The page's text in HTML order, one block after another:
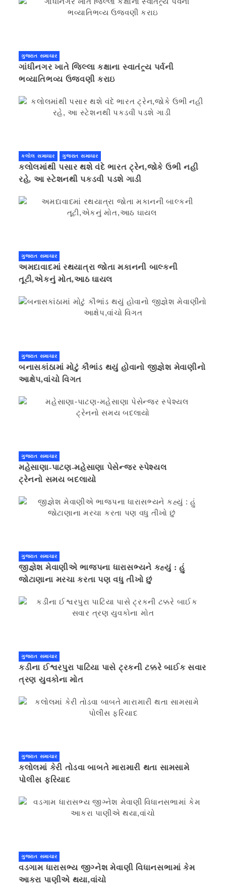
ગુજરાત સમાચાર
ગાંધીનગર ખાતે જિલ્લા કક્ષાના સ્વાતંત્ર્ય પર્વની
ભવ્યાતિભવ્ય ઉજવણી કરાઇ
કલોલ સમાચાર ગુજરાત સમાચાર
કલોલમાંથી પસાર થશે વંદે ભારત ટ્રેન,જોકે ઉભી નહી
રહે, આ સ્ટેશનથી પકડવી પડશે ગાડી
ગુજરાત સમાચાર
અમદાવાદમાં રથયાત્રા જોતા મકાનની બાલ્કની
તૂટી,એકનું મોત,આઠ ઘાયલ
ગુજરાત સમાચાર
બનાસકાંઠામાં મોટું કૌભાંડ થયું હોવાનો જીજ્ઞેશ મેવાણીનો
આક્ષેપ,વાંચો વિગત
ગુજરાત સમાચાર
મહેસાણા-પાટણ-મહેસાણા પેસેન્જર સ્પેશ્યલ
ટ્રેનનો સમય બદલાયો
ગુજરાત સમાચાર
જીજ્ઞેશ મેવાણીએ ભાજપના ધારાસભ્યને કહ્યું : હું
જોટાણાના મરચા કરતા પણ વધુ તીખો છું
ગુજરાત સમાચાર
કડીના ઈશ્વરપુરા પાટિયા પાસે ટ્રકની ટક્કરે બાઈક સવાર
ત્રણ યુવકોના મોત
ગુજરાત સમાચાર
કલોલમાં કેરી તોડવા બાબતે મારામારી થતા સામસામે
પોલીસ ફરિયાદ
ગુજરાત સમાચાર
વડગામ ધારાસભ્ય જીગ્નેશ મેવાણી વિધાનસભામાં કેમ
આકરા પાણીએ થયા,વાંચો